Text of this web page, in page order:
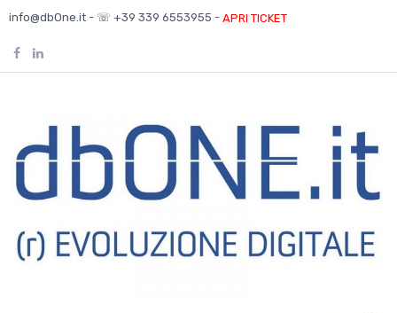
Skip
content
info@dbOne.it - ☏ +39 339 6553955 - APRI TICKET